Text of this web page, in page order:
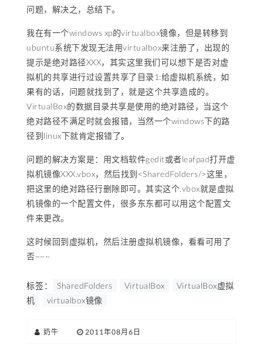
问题，解决之，总结下。
我在有一个windows xp的virtualbox镜像，但是转移到
ubuntu系统下发现无法用virtualbox来注册了，出现的
提示是绝对路径XXX，其实这里我们可以想下是否对虚
拟机的共享进行过设置共享了目录1:给虚拟机系统，如
果有的话，问题就找到了，就是这个共享造成的。
VirtualBox的数据目录共享是使用的绝对路径，当这个
绝对路径不满足时就会报错，当然一个windows下的路
径到linux下就肯定报错了。
问题的解决方案是：用文档软件gedit或者leafpad打开虚
拟机镜像XXX.vbox，然后找到<SharedFolders/>这里，
把这里的绝对路径行删除即可。其实这个.vbox就是虚拟
机镜像的一个配置文件，很多东东都可以用这个配置文
件来更改。
这时候回到虚拟机，然后注册虚拟机镜像，看看可用了
否~~~
标签： SharedFolders VirtualBox
VirtualBox虚拟
机
virtualbox镜像
奶牛 2011年08月6日